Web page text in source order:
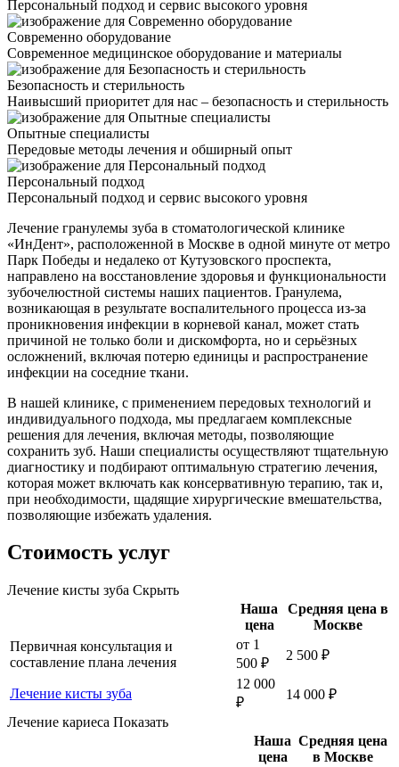
Персональный подход и сервис высокого уровня
Современно оборудование
Современное медицинское оборудование и материалы
Безопасность и стерильность
Наивысший приоритет для нас – безопасность и стерильность
Опытные специалисты
Передовые методы лечения и обширный опыт
Персональный подход
Персональный подход и сервис высокого уровня
Лечение гранулемы зуба в стоматологической клинике
«ИнДент», расположенной в Москве в одной минуте от метро
Парк Победы и недалеко от Кутузовского проспекта,
направлено на восстановление здоровья и функциональности
зубочелюстной системы наших пациентов. Гранулема,
возникающая в результате воспалительного процесса из-за
проникновения инфекции в корневой канал, может стать
причиной не только боли и дискомфорта, но и серьёзных
осложнений, включая потерю единицы и распространение
инфекции на соседние ткани.
В нашей клинике, с применением передовых технологий и
индивидуального подхода, мы предлагаем комплексные
решения для лечения, включая методы, позволяющие
сохранить зуб. Наши специалисты осуществляют тщательную
диагностику и подбирают оптимальную стратегию лечения,
которая может включать как консервативную терапию, так и,
при необходимости, щадящие хирургические вмешательства,
позволяющие избежать удаления.
Стоимость услуг
Лечение кисты зуба Скрыть
Наша
цена
Средняя цена в
Москве
Первичная консультация и
составление плана лечения
от 1
500 ₽
2 500 ₽
Лечение кисты зуба
12 000
₽
14 000 ₽
Лечение кариеса Показать
Наша
цена
Средняя цена
в Москве